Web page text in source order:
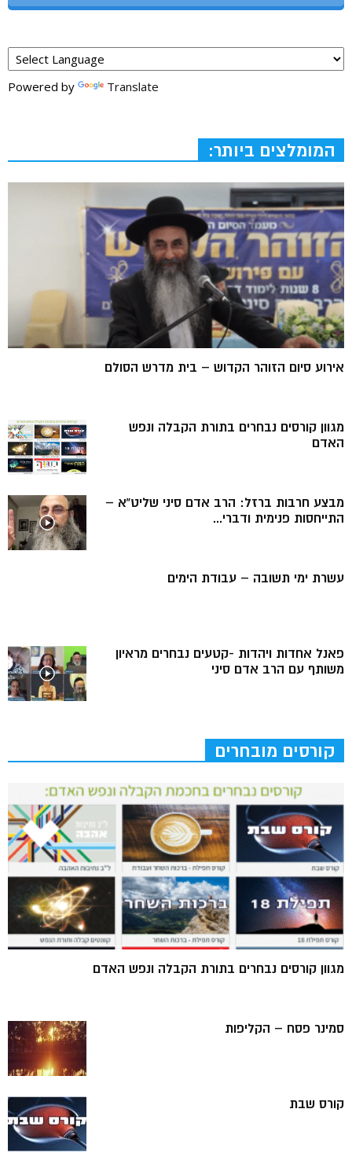
Powered by Translate
המומלצים ביותר:
אירוע סיום הזוהר הקדוש – בית מדרש הסולם
מגוון קורסים נבחרים בתורת הקבלה ונפש
האדם
מבצע חרבות ברזל: הרב אדם סיני שליט”א –
התייחסות פנימית ודברי...
עשרת ימי תשובה – עבודת הימים
פאנל אחדות ויהדות -קטעים נבחרים מראיון
משותף עם הרב אדם סיני
קורסים מובחרים
מגוון קורסים נבחרים בתורת הקבלה ונפש האדם
סמינר פסח – הקליפות
קורס שבת